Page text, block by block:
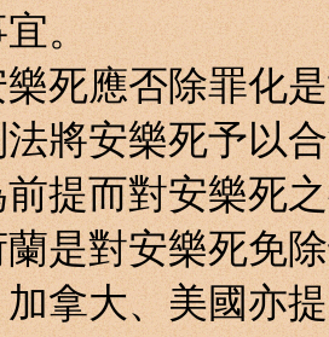
。
應否除罪化是
將安樂死予以
提而對安樂死
對安樂死免除
拿大、美國亦